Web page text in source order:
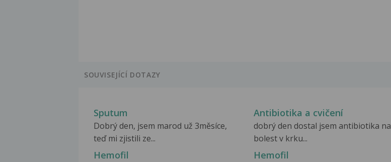
SOUVISEJÍCÍ DOTAZY
Sputum
Dobrý den, jsem marod už 3měsíce,
teď mi zjistili ze...
Antibiotika a cvičení
dobrý den dostal jsem antibiotika na
bolest v krku...
Hemofil Hemofil